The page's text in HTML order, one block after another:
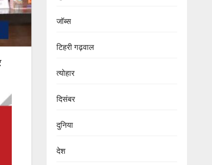
जॉब्स
टिहरी गढ़वाल
त्योहार
दिसंबर
दुनिया
देश